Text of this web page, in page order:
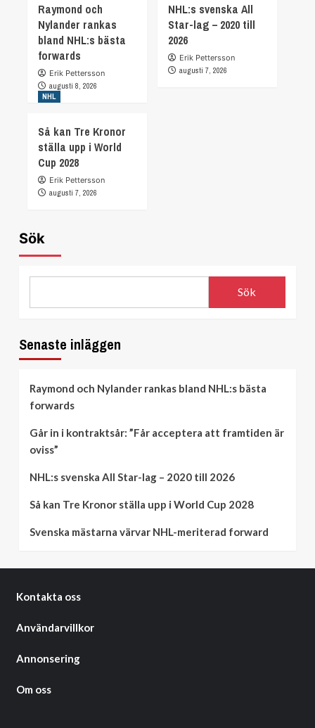
Raymond och
Nylander rankas
bland NHL:s bästa
forwards
Erik Pettersson
augusti 8, 2026
NHL:s svenska All
Star-lag – 2020 till
2026
Erik Pettersson
augusti 7, 2026
NHL
Så kan Tre Kronor
ställa upp i World
Cup 2028
Erik Pettersson
augusti 7, 2026
Sök
Sök
Senaste inläggen
Raymond och Nylander rankas bland NHL:s bästa
forwards
Går in i kontraktsår: ”Får acceptera att framtiden är
oviss”
NHL:s svenska All Star-lag – 2020 till 2026
Så kan Tre Kronor ställa upp i World Cup 2028
Svenska mästarna värvar NHL-meriterad forward
Kontakta oss
Användarvillkor
Annonsering
Om oss